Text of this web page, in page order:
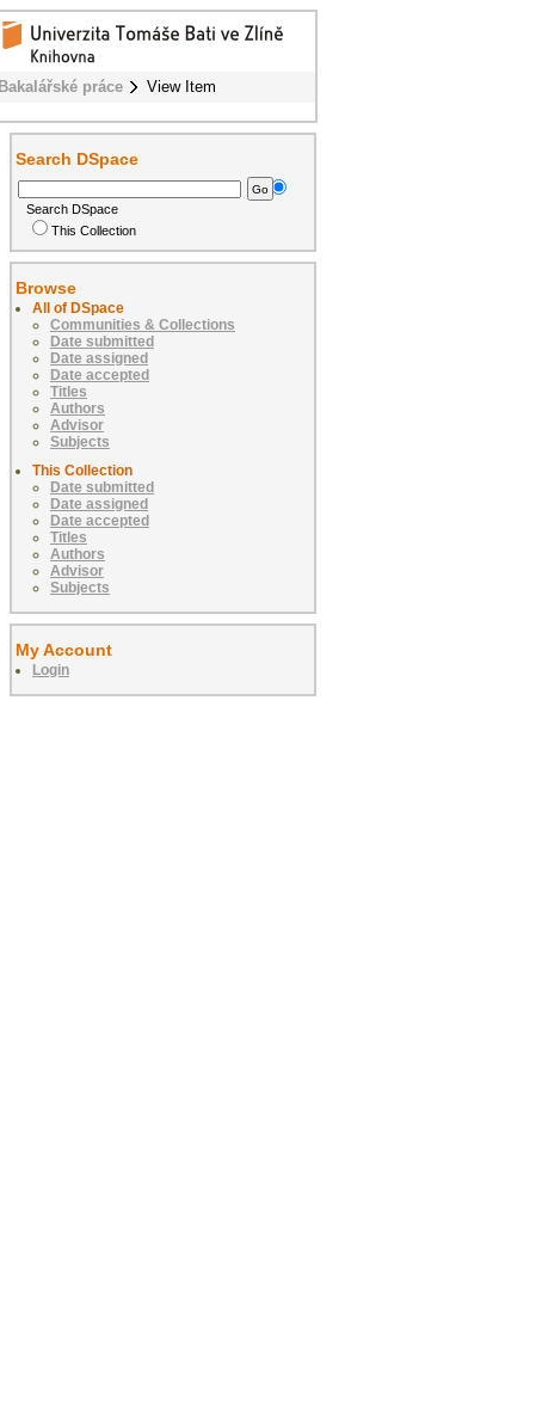
Bakalářské práce View Item
Search DSpace
Search DSpace
This Collection
Browse
All of DSpace
Communities & Collections
Date submitted
Date assigned
Date accepted
Titles
Authors
Advisor
Subjects
This Collection
Date submitted
Date assigned
Date accepted
Titles
Authors
Advisor
Subjects
My Account
Login